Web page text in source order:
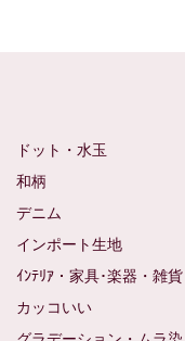
ドット・水玉
和柄
デニム
インポート生地
ｲﾝﾃﾘｱ・家具･楽器・雑貨
カッコいい